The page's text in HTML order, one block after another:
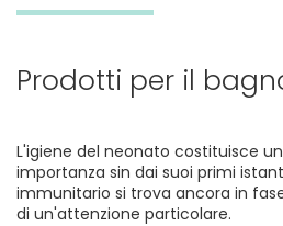
Prodotti per il
L'igiene del neonato costituisce
importanza sin dai suoi primi
immunitario si trova ancora in
di un'attenzione particolare.